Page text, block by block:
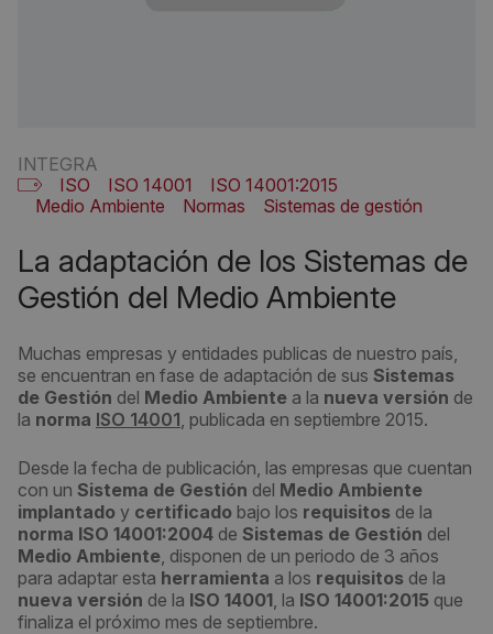
INTEGRA
ISO
ISO 14001
ISO 14001:2015
Medio Ambiente
Normas Sistemas de gestión
La adaptación de los Sistemas de
Gestión del Medio Ambiente
Muchas empresas y entidades publicas de nuestro país,
se encuentran en fase de adaptación de sus Sistemas
de Gestión del Medio Ambiente a la nueva versión de
la norma ISO 14001, publicada en septiembre 2015.
Desde la fecha de publicación, las empresas que cuentan
con un Sistema de Gestión del Medio Ambiente
implantado y certificado bajo los requisitos de la
norma ISO 14001:2004 de Sistemas de Gestión del
Medio Ambiente, disponen de un periodo de 3 años
para adaptar esta herramienta a los requisitos de la
nueva versión de la ISO 14001, la ISO 14001:2015 que
finaliza el próximo mes de septiembre.